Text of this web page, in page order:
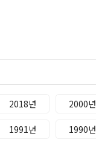
2018년 2000년
1991년 1990년